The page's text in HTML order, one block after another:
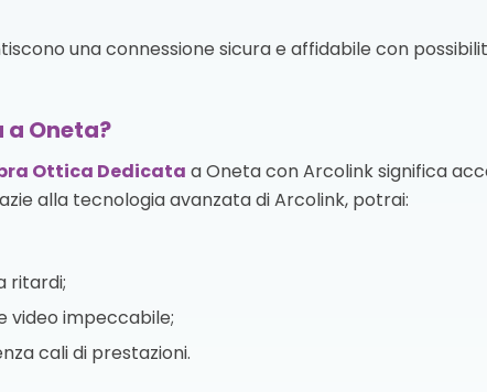
una connessione sicura e affidabile con
Oneta?
Ottica Dedicata a Oneta con Arcolink significa
alla tecnologia avanzata di Arcolink, potrai:
ritardi;
video impeccabile;
cali di prestazioni.